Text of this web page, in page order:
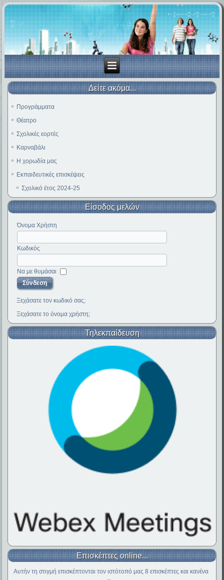
Δείτε ακόμα...
Προγράμματα
Θέατρο
Σχολικές εορτές
Καρναβάλι
Η χορωδία μας
Εκπαιδευτικές επισκέψεις
Σχολικό έτος 2024-25
Είσοδος μελών
Όνομα Χρήστη
Κωδικός
Να με θυμάσαι
Ξεχάσατε τον κωδικό σας;
Ξεχάσατε το όνομα χρήστη;
Τηλεκπαίδευση
Επισκέπτες online...
Αυτήν τη στιγμή επισκέπτονται τον ιστότοπό μας 8 επισκέπτες και κανένα